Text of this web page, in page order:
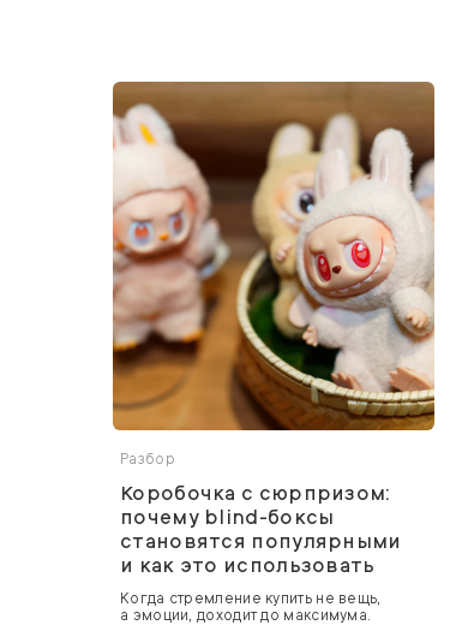
Разбор
Коробочка с сюрпризом:
почему blind-боксы
становятся популярными
и как это использовать
Когда стремление купить не вещь,
а эмоции, доходит до максимума.